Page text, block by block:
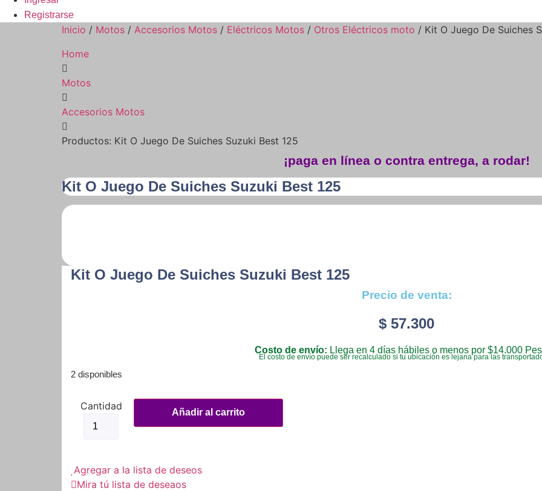
Registrarse
Inicio / Motos / Accesorios Motos / Eléctricos Motos / Otros Eléctricos moto / Kit O Juego De Suiches
Home
Motos
Accesorios Motos
Productos: Kit O Juego De Suiches Suzuki Best 125
¡paga en línea o contra entrega, a rodar!
Kit O Juego De Suiches Suzuki Best 125
Kit O Juego De Suiches Suzuki Best 125
Precio de venta:
$ 57.300
Costo de envío: Llega en 4 días hábiles o menos por $14.000
El costo de envío puede ser recalculado si tu ubicación es lejana para las
2 disponibles
Kit
O
125
cantidad
Añadir al carrito
Agregar a la lista de deseos
Mira tú lista de deseaos